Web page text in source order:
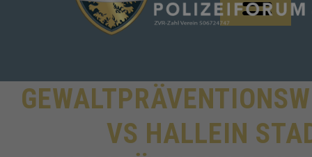
VS HALLEIN